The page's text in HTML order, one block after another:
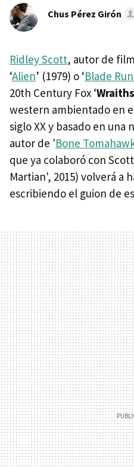
Chus Pérez Girón
Ridley Scott, autor de
‘Alien’ (1979) o ‘Blade
20th Century Fox ‘
western ambientado en
siglo XX y basado en una
autor de 'Bone
que ya colaboró con Scott
Martian', 2015) volverá a
escribiendo el guion de